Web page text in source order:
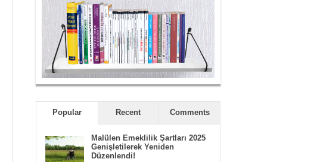
Popular Recent Comments
Malülen Emeklilik Şartları 2025
Genişletilerek Yeniden
Düzenlendi!